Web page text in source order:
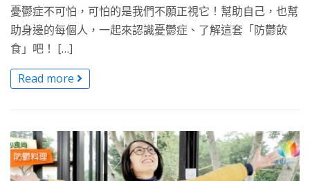
憂鬱症不可怕，可怕的是我們不願正視它！幫助自己，也幫
助身邊的每個人，一起來認識憂鬱症、了解這套「防鬱飲
食」吧！ […]
Read more